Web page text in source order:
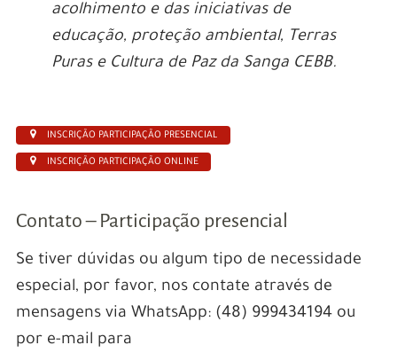
acolhimento e das iniciativas de
educação, proteção ambiental, Terras
Puras e Cultura de Paz da Sanga CEBB.
INSCRIÇÃO PARTICIPAÇÃO PRESENCIAL
INSCRIÇÃO PARTICIPAÇÃO ONLINE
Contato – Participação presencial
Se tiver dúvidas ou algum tipo de necessidade
especial, por favor, nos contate através de
mensagens via WhatsApp: (48) 999434194 ou
por e-mail para